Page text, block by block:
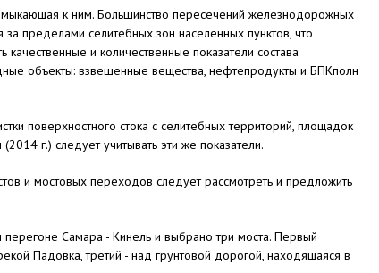
к ним. Большинство пересечений железнодорожных
пределами селитебных зон населенных пунктов, что
качественные и количественные показатели состава
объекты: взвешенные вещества, нефтепродукты и БПКполн
поверхностного стока с селитебных территорий, площадок
г.) следует учитывать эти же показатели.
и мостовых переходов следует рассмотреть и предложить
Самара - Кинель и выбрано три моста. Первый
Падовка, третий - над грунтовой дорогой, находящаяся в